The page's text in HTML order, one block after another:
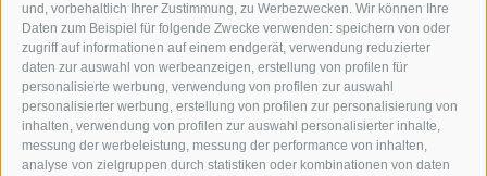
und, vorbehaltlich Ihrer Zustimmung, zu Werbezwecken. Wir können Ihre
Daten zum Beispiel für folgende Zwecke verwenden: speichern von oder
zugriff auf informationen auf einem endgerät, verwendung reduzierter
daten zur auswahl von werbeanzeigen, erstellung von profilen für
personalisierte werbung, verwendung von profilen zur auswahl
personalisierter werbung, erstellung von profilen zur personalisierung von
inhalten, verwendung von profilen zur auswahl personalisierter inhalte,
messung der werbeleistung, messung der performance von inhalten,
analyse von zielgruppen durch statistiken oder kombinationen von daten
Weitere Inklusivleistungen